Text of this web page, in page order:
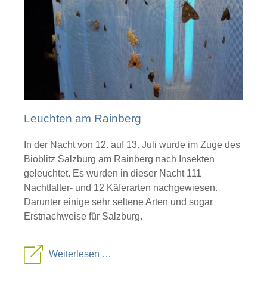
2025)
Leuchten am Rainberg
In der Nacht von 12. auf 13. Juli wurde im Zuge des
Bioblitz Salzburg am Rainberg nach Insekten
geleuchtet. Es wurden in dieser Nacht 111
Nachtfalter- und 12 Käferarten nachgewiesen.
Darunter einige sehr seltene Arten und sogar
Erstnachweise für Salzburg.
Weiterlesen …
am